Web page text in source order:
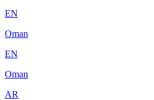
EN
Oman
EN
Oman
AR